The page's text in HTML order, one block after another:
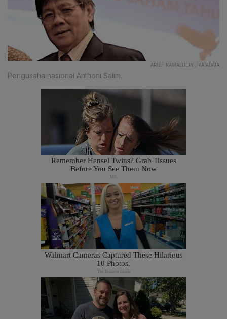
ARIEF KAMALUDIN | KATADATA
Pengusaha nasional Anthoni Salim.